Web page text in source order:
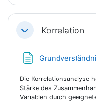
EinklappenKorrelation
Die Korrelationsanalyse
Stärke des
Variablen durch